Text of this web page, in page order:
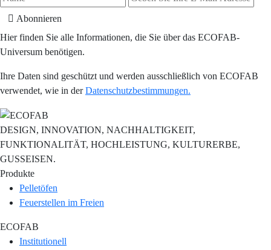
Abonnieren
Hier finden Sie alle Informationen, die Sie über das ECOFAB-
Universum benötigen.
Ihre Daten sind geschützt und werden ausschließlich von ECOFAB
verwendet, wie in derDatenschutzbestimmungen.
DESIGN, INNOVATION, NACHHALTIGKEIT,
FUNKTIONALITÄT, HOCHLEISTUNG, KULTURERBE,
GUSSEISEN.
Produkte
Pelletöfen
Feuerstellen im Freien
ECOFAB
Institutionell